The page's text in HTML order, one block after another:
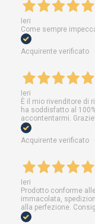
Ieri
Come sempre
Acquirente verificato
Ieri
È il mio rivenditore di
ha soddisfatto al
accontentarmi. Grazie!
Acquirente verificato
Ieri
Prodotto conforme
immacolata,
alla perfezione.